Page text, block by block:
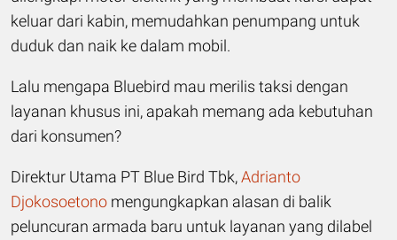
keluar dari kabin, memudahkan penumpang untuk
duduk dan naik ke dalam mobil.
Lalu mengapa Bluebird mau merilis taksi dengan
layanan khusus ini, apakah memang ada kebutuhan
dari konsumen?
Direktur Utama PT Blue Bird Tbk,Adrianto
Djokosoetono mengungkapkan alasan di balik
peluncuran armada baru untuk layanan yang dilabel